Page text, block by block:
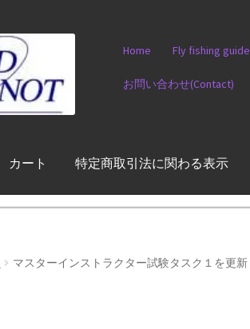
Home Fly fishing
お問い合わせ(Contact)
カート 特定商取引法に関わる表示
マスターインストラクター試験タスク１を更新